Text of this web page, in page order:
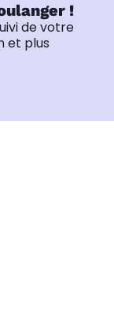
!
de votre
et plus